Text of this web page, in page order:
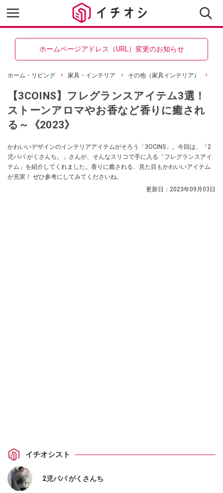
ホームページアドレス（URL）変更のお知らせ
ホーム・リビング 家具・インテリア その他（家具インテリア）
【3COINS】フレグランスアイテム3選！
ストーンアロマやお香など香りに癒され
る～《2023》
かわいいデザインのインテリアアイテムがそろう「3OCINS」。今回は、「2
児パパ がくさんち。」さんが、そんなスリコで手に入る「フレグランスアイ
テム」を紹介してくれました。香りに癒される、見た目もかわいいアイテム
が充実！ ぜひ参考にしてみてくださいね。
更新日： 2023年09月03日
イチオシスト
2児パパ がくさんち